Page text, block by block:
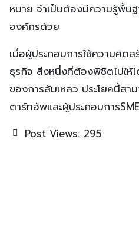
หมาย จำเป็นต้องมีความรู้พื้น
องค์กรด้วย
เมื่อผู้ประกอบการใช้ความคิดส
ธุรกิจ สิ่งหนึ่งที่ต้องพิชิตไปให้
ของการล้มเหลว ประโยคนี้สา
ตาร์ทอัพและผู้ประกอบการ
Post Views: 295